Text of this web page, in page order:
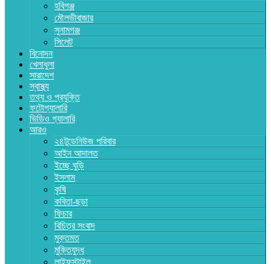
হবিগঞ্জ
মৌলভীবাজার
সুনামগঞ্জ
সিলেট
বিনোদন
খেলাধুলা
সারাদেশ
স্বাস্থ্য
তথ্য ও প্রযুক্তি
ফটোগ্যালারি
ভিডিও গ্যালারি
আরও
২৪টুডেনিউজ পরিবার
আইন আদালত
ইচ্ছে ঘুড়ি
ইসলাম
কৃষি
কবিতা-ছড়া
ফিচার
বিচিত্র সংবাদ
মুক্তমত
মুক্তিযুদ্ধ
লাইফস্টাইল